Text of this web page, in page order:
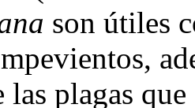
son útiles
plagas